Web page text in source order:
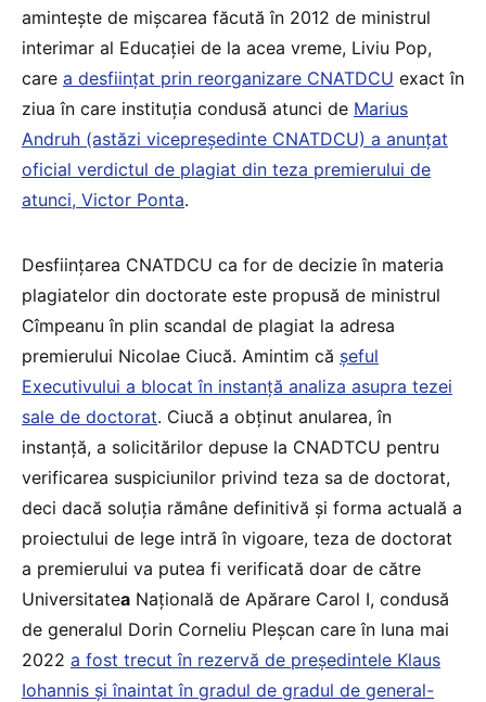
amintește de mișcarea făcută în 2012 de ministrul
interimar al Educației de la acea vreme, Liviu Pop,
care a desființat prin reorganizare CNATDCU exact în
ziua în care instituția condusă atunci de Marius
Andruh (astăzi vicepreședinte CNATDCU) a anunțat
oficial verdictul de plagiat din teza premierului de
atunci, Victor Ponta.
Desființarea CNATDCU ca for de decizie în materia
plagiatelor din doctorate este propusă de ministrul
Cîmpeanu în plin scandal de plagiat la adresa
premierului Nicolae Ciucă. Amintim că șeful
Executivului a blocat în instanță analiza asupra tezei
sale de doctorat. Ciucă a obținut anularea, în
instanță, a solicitărilor depuse la CNADTCU pentru
verificarea suspiciunilor privind teza sa de doctorat,
deci dacă soluția rămâne definitivă și forma actuală a
proiectului de lege intră în vigoare, teza de doctorat
a premierului va putea fi verificată doar de către
Universitatea Națională de Apărare Carol I, condusă
de generalul Dorin Corneliu Pleșcan care în luna mai
2022 a fost trecut în rezervă de președintele Klaus
Iohannis și înaintat în gradul de gradul de general-